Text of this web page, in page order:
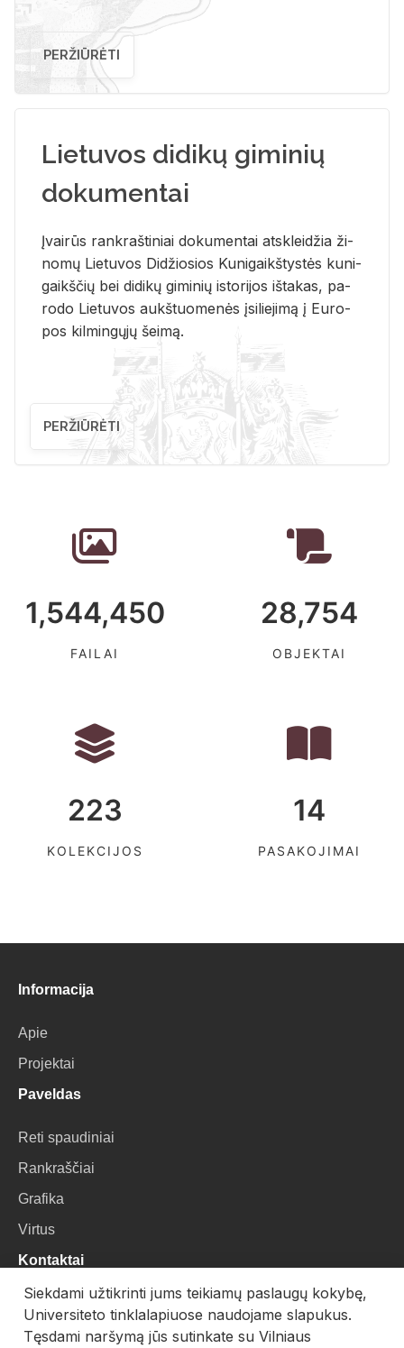
PERŽIŪRĖTI
Lietuvos didikų giminių
dokumentai
Įvai­rūs rank­raš­ti­niai do­ku­men­tai at­sklei­džia ži­
no­mų Lie­tu­vos Di­džio­sios Ku­ni­gaikš­tys­tės ku­ni­
gaikš­čių bei di­di­kų gi­mi­nių is­to­ri­jos iš­ta­kas, pa­
ro­do Lie­tu­vos aukš­tuo­me­nės įsi­lie­ji­mą į Eu­ro­
pos kil­min­gų­jų šei­mą.
PERŽIŪRĖTI
1,544,450
FAILAI
28,754
OBJEKTAI
223
KOLEKCIJOS
14
PASAKOJIMAI
Informacija
Apie
Projektai
Paveldas
Reti spaudiniai
Rankraščiai
Grafika
Virtus
Kontaktai
VU Biblioteka
Universiteto g. 3, LT-01122, Vilnius
Siekdami užtikrinti jums teikiamų paslaugų kokybę,
Universiteto tinklalapiuose naudojame slapukus.
Tęsdami naršymą jūs sutinkate su Vilniaus